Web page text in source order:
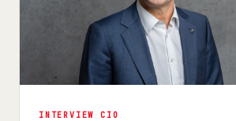
INTERVIEW CIO